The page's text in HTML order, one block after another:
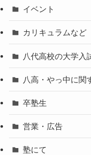
イベント
カリキュラムなど
八代高校の大学入
八高・やっ中に関
卒塾生
営業・広告
塾にて